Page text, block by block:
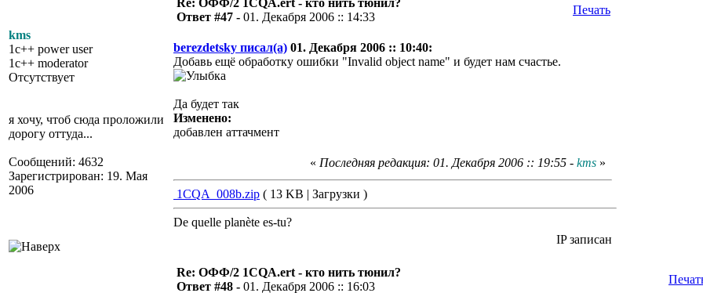
kms
1c++ power user
1c++ moderator
Отсутствует
я хочу, чтоб сюда проложили
дорогу оттуда...
Сообщений: 4632
Зарегистрирован: 19. Мая
2006
Re: ОФФ/2 1CQA.ert - кто нить тюнил?
Ответ #47 - 01. Декабря 2006 :: 14:33
Печать
berezdetsky писал(а) 01. Декабря 2006 :: 10:40:
Добавь ещё обработку ошибки "Invalid object name" и будет нам счастье.
Да будет так
Изменено:
добавлен аттачмент
« Последняя редакция: 01. Декабря 2006 :: 19:55 -kms »
1CQA_008b.zip ( 13 KB | Загрузки )
De quelle planète es-tu?
IP записан
Re: ОФФ/2 1CQA.ert - кто нить тюнил?
Ответ #48 - 01. Декабря 2006 :: 16:03